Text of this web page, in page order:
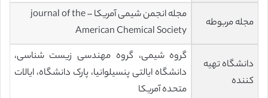
مجله مربوطه
مجله انجمن شیمی آمریکا – journal of the
American Chemical Society
دانشگاه تهیه
کننده
گروه شیمی، گروه مهندسی زیست شناسی،
دانشگاه ایالتی پنسیلوانیا، پارک دانشگاه، ایالات
متحده آمریکا